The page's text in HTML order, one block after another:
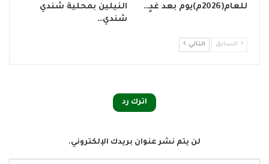
للعام(2026م)يوم بعد غدٍ…
النيلين بمحلية شندي
شندي…
السابق التالي
اترك رد
لن يتم نشر عنوان بريدك الإلكتروني.